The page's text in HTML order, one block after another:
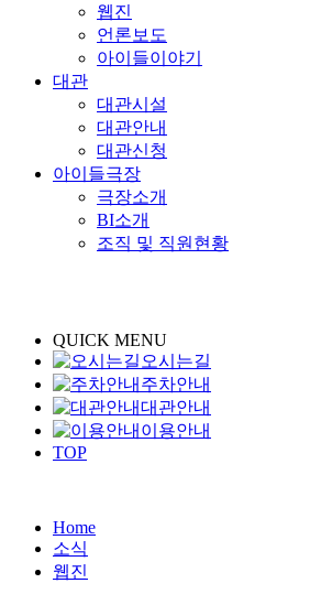
웹진
언론보도
아이들이야기
대관
대관시설
대관안내
대관신청
아이들극장
극장소개
BI소개
조직 및 직원현황
QUICK MENU
오시는길
주차안내
대관안내
이용안내
TOP
Home
소식
웹진